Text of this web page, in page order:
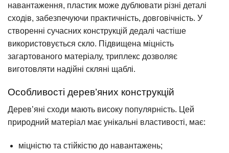
навантаження, пластик може дублювати різні деталі
сходів, забезпечуючи практичність, довговічність. У
створенні сучасних конструкцій дедалі частіше
використовується скло. Підвищена міцність
загартованого матеріалу, триплекс дозволяє
виготовляти надійні скляні щаблі.
Особливості дерев’яних конструкцій
Дерев’яні сходи мають високу популярність. Цей
природний матеріал має унікальні властивості, має:
міцністю та стійкістю до навантажень;